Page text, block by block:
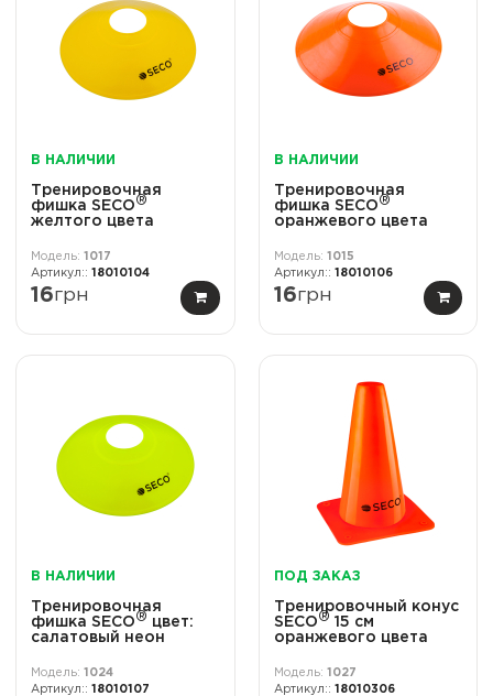
В НАЛИЧИИ
Тренировочная
фишка SECO®
желтого цвета
1017
18010104
16грн
В НАЛИЧИИ
Тренировочная
фишка SECO®
оранжевого цвета
1015
18010106
16грн
В НАЛИЧИИ
Тренировочная
фишка SECO® цвет:
салатовый неон
1024
18010107
ПОД ЗАКАЗ
Тренировочный конус
SECO® 15 см
оранжевого цвета
1027
18010306